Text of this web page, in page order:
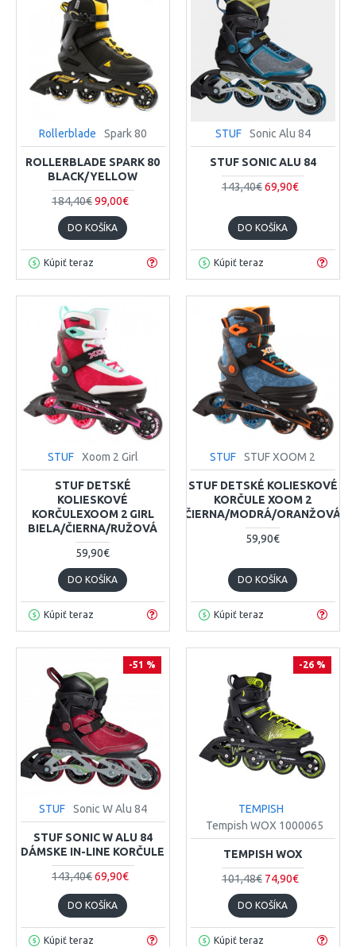
Rollerblade Spark 80
ROLLERBLADE SPARK 80
BLACK/YELLOW
184,40€99,00€
DO KOŠÍKA
Kúpiť teraz
STUF Sonic Alu 84
STUF SONIC ALU 84
143,40€69,90€
DO KOŠÍKA
Kúpiť teraz
STUF Xoom 2 Girl
STUF DETSKÉ
KOLIESKOVÉ
KORČULEXOOM 2 GIRL
BIELA/ČIERNA/RUŽOVÁ
59,90€
DO KOŠÍKA
Kúpiť teraz
STUF STUF XOOM 2
STUF DETSKÉ KOLIESKOVÉ
KORČULE XOOM 2
ČIERNA/MODRÁ/ORANŽOVÁ
59,90€
DO KOŠÍKA
Kúpiť teraz
-51 %
STUF Sonic W Alu 84
STUF SONIC W ALU 84
DÁMSKE IN-LINE KORČULE
143,40€69,90€
DO KOŠÍKA
Kúpiť teraz
-26 %
TEMPISH
Tempish WOX 1000065
TEMPISH WOX
101,48€ 74,90€
DO KOŠÍKA
Kúpiť teraz